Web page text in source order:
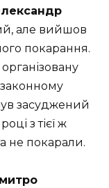
але вийшов
покарання.
засуджений
з тієї ж
не покарали.